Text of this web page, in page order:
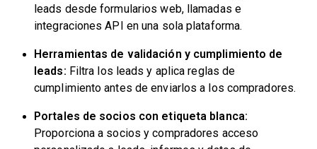
leads desde formularios web, llamadas e
integraciones API en una sola plataforma.
Herramientas de validación y cumplimiento de
leads: Filtra los leads y aplica reglas de
cumplimiento antes de enviarlos a los compradores.
Portales de socios con etiqueta blanca:
Proporciona a socios y compradores acceso